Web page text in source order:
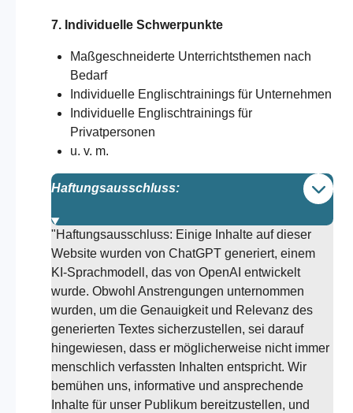
7. Individuelle Schwerpunkte
Maßgeschneiderte Unterrichtsthemen nach
Bedarf
Individuelle Englischtrainings für Unternehmen
Individuelle Englischtrainings für
Privatpersonen
u. v. m.
Haftungsausschluss:
"Haftungsausschluss: Einige Inhalte auf dieser
Website wurden von ChatGPT generiert, einem
KI-Sprachmodell, das von OpenAI entwickelt
wurde. Obwohl Anstrengungen unternommen
wurden, um die Genauigkeit und Relevanz des
generierten Textes sicherzustellen, sei darauf
hingewiesen, dass er möglicherweise nicht immer
menschlich verfassten Inhalten entspricht. Wir
bemühen uns, informative und ansprechende
Inhalte für unser Publikum bereitzustellen, und